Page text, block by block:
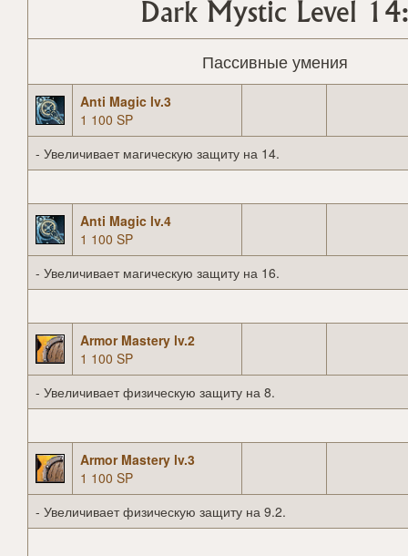
Dark Mystic Level
Пассивные умения
Anti Magic lv.3
1 100 SP
- Увеличивает магическую защиту на 14.
Anti Magic lv.4
1 100 SP
- Увеличивает магическую защиту на 16.
Armor Mastery lv.2
1 100 SP
- Увеличивает физическую защиту на 8.
Armor Mastery lv.3
1 100 SP
- Увеличивает физическую защиту на 9.2.